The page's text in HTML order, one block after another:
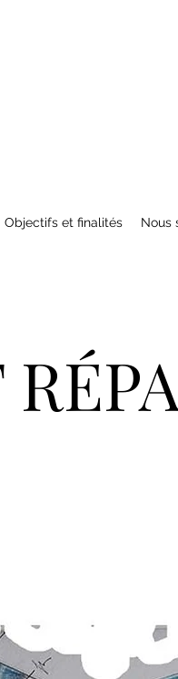
Objectifs et finalités Nous